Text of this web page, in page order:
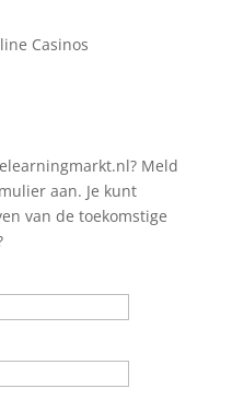
Casinos
Meld
aan. Je kunt
van de toekomstige